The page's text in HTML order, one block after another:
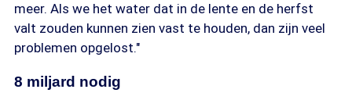
meer. Als we het water dat in de lente en de herfst
valt zouden kunnen zien vast te houden, dan zijn veel
problemen opgelost."
8 miljard nodig